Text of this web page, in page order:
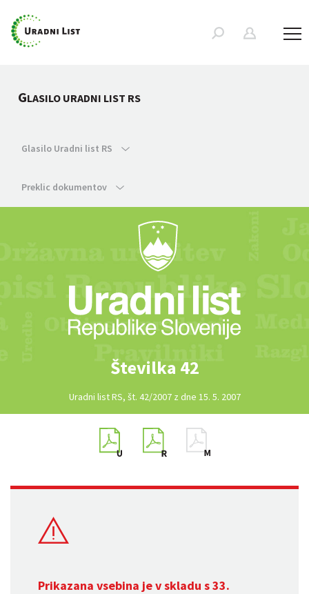
GLASILO URADNI LIST RS
Glasilo Uradni list RS
Preklic dokumentov
Številka 42
Uradni list RS, št. 42/2007 z dne 15. 5. 2007
Prikazana vsebina je v skladu s 33.